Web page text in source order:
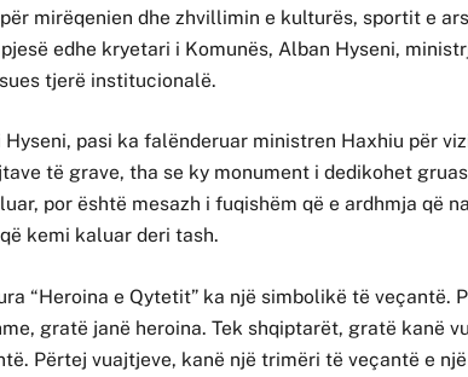
mirëqenien dhe zhvillimin e kulturës, sportit e
edhe kryetari i Komunës, Alban Hyseni,
tjerë institucionalë.
pasi ka falënderuar ministren Haxhiu për
të grave, tha se ky monument i dedikohet
por është mesazh i fuqishëm që e ardhmja që
kemi kaluar deri tash.
“Heroina e Qytetit” ka një simbolikë të veçantë.
gratë janë heroina. Tek shqiptarët, gratë kanë
Përtej vuajtjeve, kanë një trimëri të veçantë e